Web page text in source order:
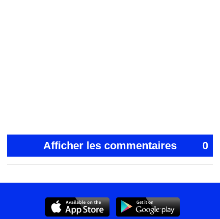
Afficher les commentaires 0